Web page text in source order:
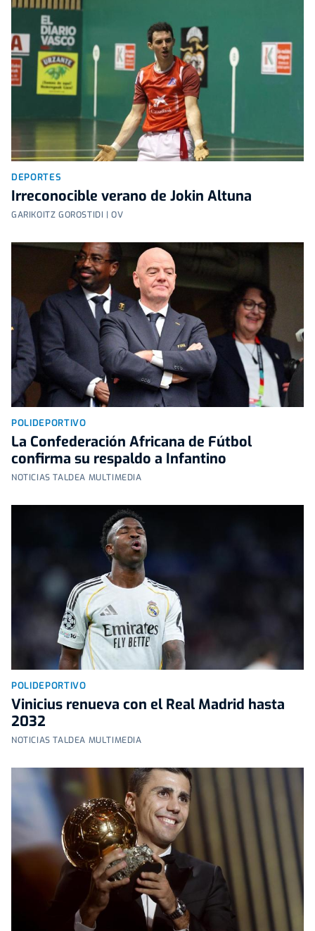
DEPORTES
Irreconocible verano de Jokin Altuna
GARIKOITZ GOROSTIDI | OV
POLIDEPORTIVO
La Confederación Africana de Fútbol
confirma su respaldo a Infantino
NOTICIAS TALDEA MULTIMEDIA
POLIDEPORTIVO
Vinicius renueva con el Real Madrid hasta
2032
NOTICIAS TALDEA MULTIMEDIA